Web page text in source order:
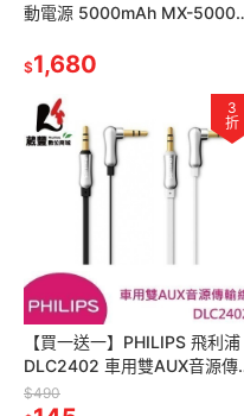
動電源 5000mAh MX-5000
$1,680
3
折
【買一送一】PHILIPS 飛利浦
DLC2402 車用雙AUX音源傳
輸線 時尚拋光 3.5mm 銀接頭
$490